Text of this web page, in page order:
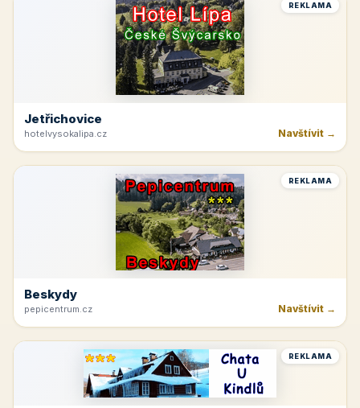
REKLAMA
Jetřichovice
hotelvysokalipa.cz Navštívit →
REKLAMA
Beskydy
pepicentrum.cz Navštívit →
REKLAMA